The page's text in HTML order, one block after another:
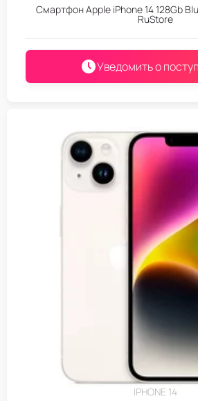
Смартфон Apple iPhone 14 128Gb
RuStore
Уведомить о
IPHONE 14